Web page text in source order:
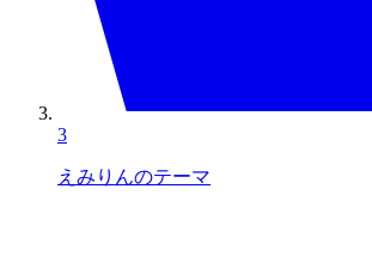
3
えみりんのテーマ